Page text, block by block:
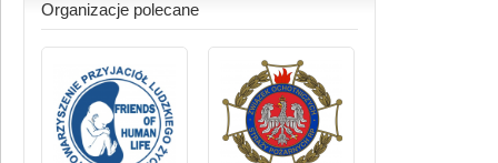
Organizacje polecane